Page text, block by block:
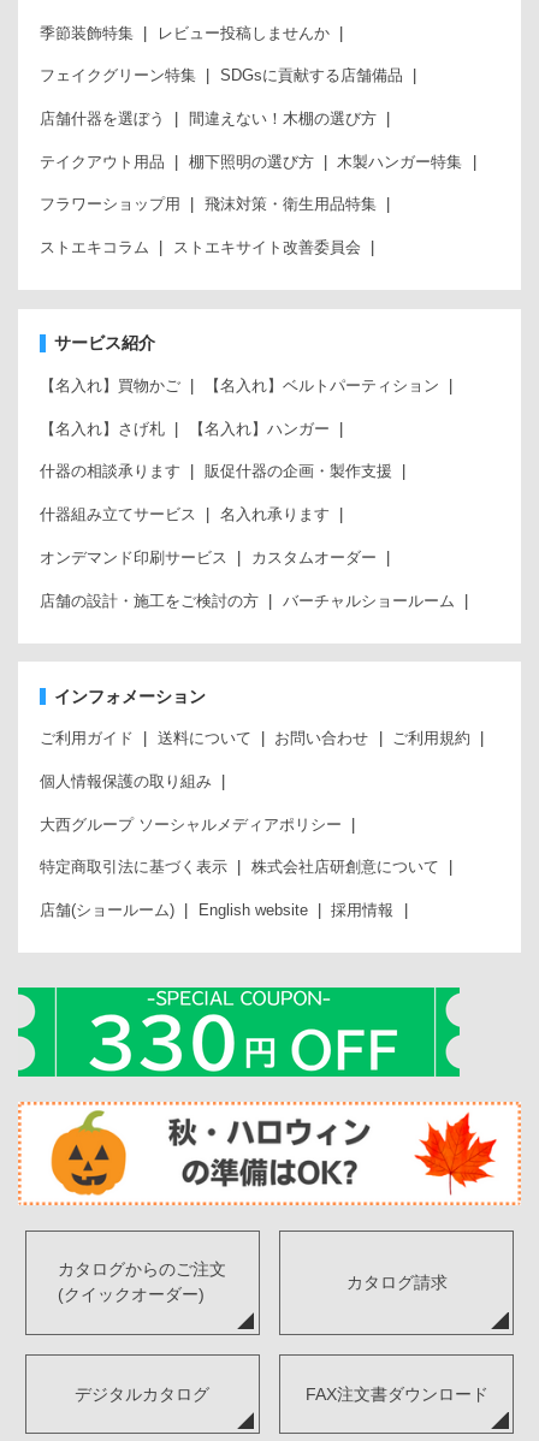
季節装飾特集 レビュー投稿しませんか
フェイクグリーン特集 SDGsに貢献する店舗備品
店舗什器を選ぼう 間違えない！木棚の選び方
テイクアウト用品 棚下照明の選び方 木製ハンガー特集
フラワーショップ用 飛沫対策・衛生用品特集
ストエキコラム ストエキサイト改善委員会
サービス紹介
【名入れ】買物かご 【名入れ】ベルトパーティション
【名入れ】さげ札 【名入れ】ハンガー
什器の相談承ります 販促什器の企画・製作支援
什器組み立てサービス 名入れ承ります
オンデマンド印刷サービス カスタムオーダー
店舗の設計・施工をご検討の方 バーチャルショールーム
インフォメーション
ご利用ガイド 送料について お問い合わせ ご利用規約
個人情報保護の取り組み
大西グループ ソーシャルメディアポリシー
特定商取引法に基づく表示 株式会社店研創意について
店舗(ショールーム) English website 採用情報
カタログからのご注文
(クイックオーダー)
カタログ請求
デジタルカタログ FAX注文書ダウンロード